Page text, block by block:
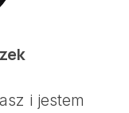
i jestem